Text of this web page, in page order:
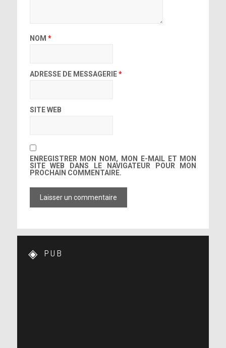
NOM *
ADRESSE DE MESSAGERIE*
SITE WEB
ENREGISTRER MON NOM, MON E-MAIL ET MON
SITE WEB DANS LE NAVIGATEUR POUR MON
PROCHAIN COMMENTAIRE.
PUB